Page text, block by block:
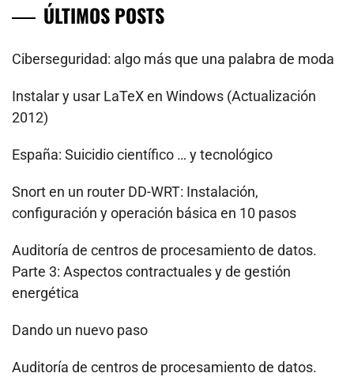
ÚLTIMOS POSTS
Ciberseguridad: algo más que una palabra de moda
Instalar y usar LaTeX en Windows (Actualización
2012)
España: Suicidio científico … y tecnológico
Snort en un router DD-WRT: Instalación,
configuración y operación básica en 10 pasos
Auditoría de centros de procesamiento de datos.
Parte 3: Aspectos contractuales y de gestión
energética
Dando un nuevo paso
Auditoría de centros de procesamiento de datos.